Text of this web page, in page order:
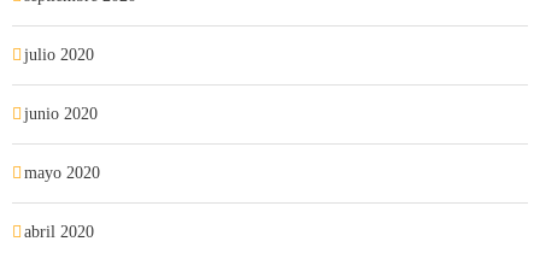
julio 2020
junio 2020
mayo 2020
abril 2020